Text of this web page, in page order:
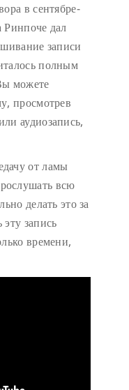
в сентябре-
Ринпоче дал
записи
полным
можете
просмотрев
аудиозапись,
от ламы
всю
делать это за
запись
времени,